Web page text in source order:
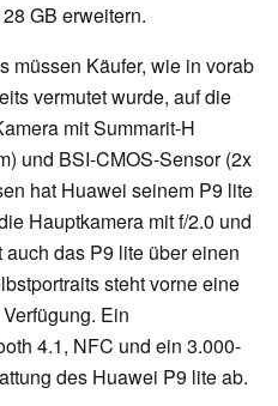
GB erweitern.
müssen Käufer, wie in vorab
vermutet wurde, auf die
mit Summarit-H
und BSI-CMOS-Sensor (2x
hat Huawei seinem P9 lite
Hauptkamera mit f/2.0 und
das P9 lite über einen
steht vorne eine
Ein
4.1, NFC und ein 3.000-
des Huawei P9 lite ab.